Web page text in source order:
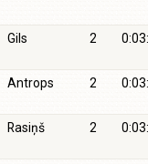
Gils 2
Antrops 2
Rasiņš 2